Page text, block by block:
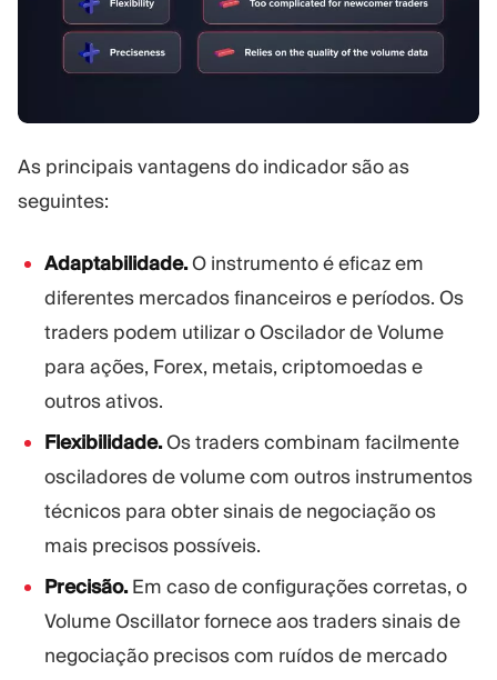
As principais vantagens do indicador são as
seguintes:
Adaptabilidade.O instrumento é eficaz em
diferentes mercados financeiros e períodos. Os
traders podem utilizar o Oscilador de Volume
para ações, Forex, metais, criptomoedas e
outros ativos.
Flexibilidade.Os traders combinam facilmente
osciladores de volume com outros instrumentos
técnicos para obter sinais de negociação os
mais precisos possíveis.
Precisão.Em caso de configurações corretas, o
Volume Oscillator fornece aos traders sinais de
negociação precisos com ruídos de mercado